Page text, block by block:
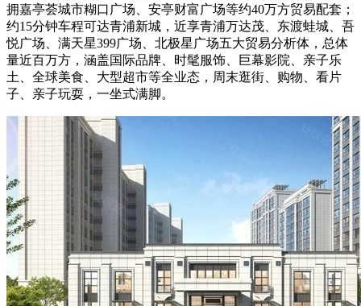
拥嘉亭荟城市糊口广场、安亭财富广场等约40万方贸易配套；
约15分钟车程可达青浦新城，近享青浦万达茂、东渡蛙城、吾
悦广场、满天星399广场、北极星广场五大贸易分析体，总体
量近百万方，涵盖国际品牌、时髦服饰、巨幕影院、亲子乐
土、全球美食、大型超市等全业态，周末逛街、购物、看片
子、亲子玩耍，一坐式满脚。